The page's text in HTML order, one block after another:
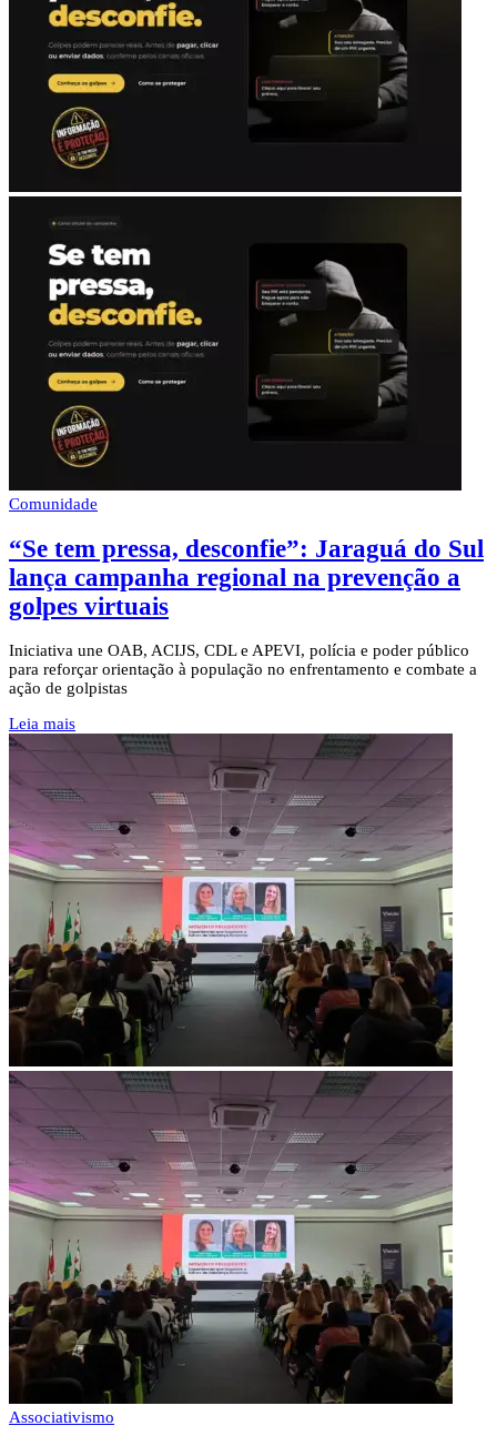
Comunidade
“Se tem pressa, desconfie”: Jaraguá do Sul
lança campanha regional na prevenção a
golpes virtuais
Iniciativa une OAB, ACIJS, CDL e APEVI, polícia e poder público
para reforçar orientação à população no enfrentamento e combate a
ação de golpistas
Leia mais
Associativismo